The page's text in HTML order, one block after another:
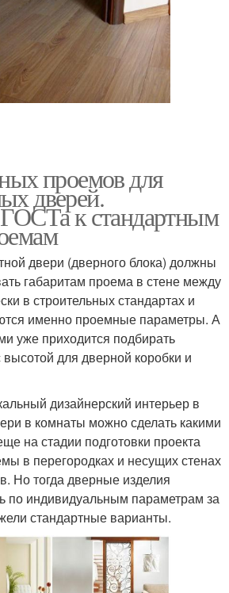
проемов для
дверей.
к стандартным
двери (дверного блока) должны
габаритам проема в стене между
в строительных стандартах и
именно проемные параметры. А
уже приходится подбирать
для дверной коробки и
дизайнерский интерьер в
в комнаты можно сделать какими
на стадии подготовки проекта
в перегородках и несущих стенах
Но тогда дверные изделия
по индивидуальным параметрам за
стандартные варианты.